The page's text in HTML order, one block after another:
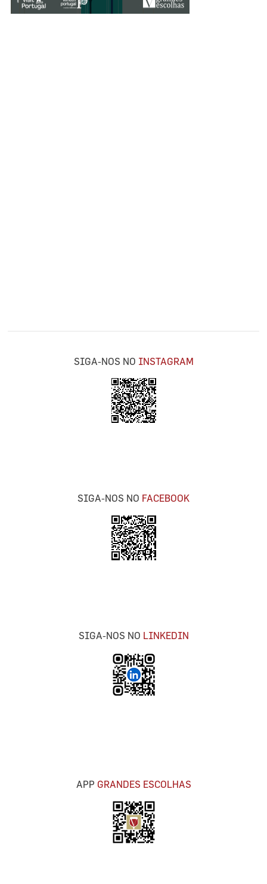
SIGA-NOS NO INSTAGRAM
SIGA-NOS NO FACEBOOK
SIGA-NOS NO LINKEDIN
APP GRANDES ESCOLHAS